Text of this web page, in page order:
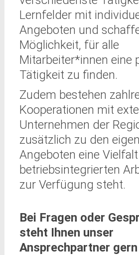
Lernfelder mit
Angeboten und
Möglichkeit, für alle
Mitarbeiter*innen eine
Tätigkeit zu finden.
Zudem bestehen
Kooperationen mit
Unternehmen der
zusätzlich zu den
Angeboten eine
betriebsintegrierten
zur Verfügung steht.
Bei Fragen oder
steht Ihnen unser
Ansprechpartner